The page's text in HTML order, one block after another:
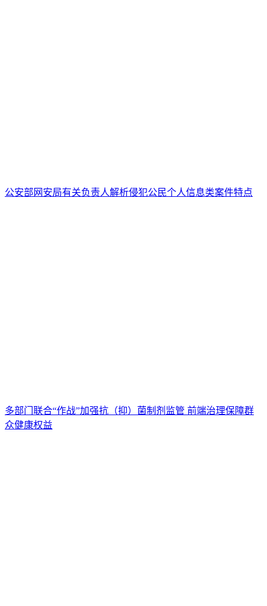
公安部网安局有关负责人解析侵犯公民个人信息类案件特点
多部门联合“作战”加强抗（抑）菌制剂监管 前端治理保障群
众健康权益